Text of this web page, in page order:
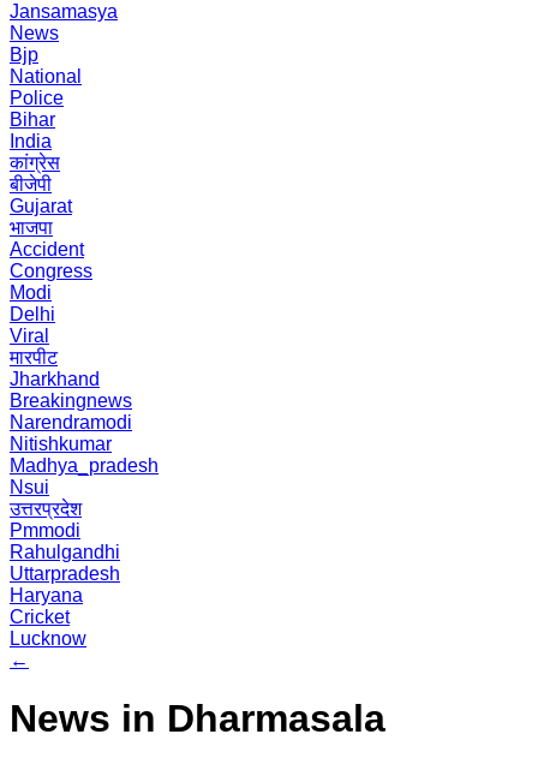
Jansamasya
News
Bjp
National
Police
Bihar
India
कांग्रेस
बीजेपी
Gujarat
भाजपा
Accident
Congress
Modi
Delhi
Viral
मारपीट
Jharkhand
Breakingnews
Narendramodi
Nitishkumar
Madhya_pradesh
Nsui
उत्तरप्रदेश
Pmmodi
Rahulgandhi
Uttarpradesh
Haryana
Cricket
Lucknow
←
News in Dharmasala